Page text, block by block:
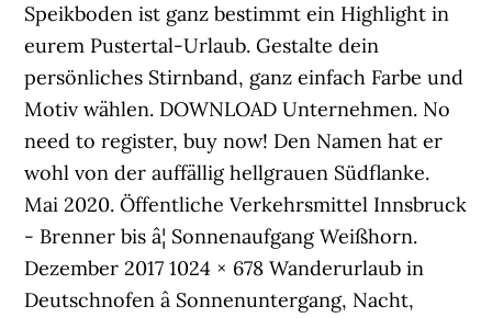
Speikboden ist ganz bestimmt ein Highlight in
eurem Pustertal-Urlaub. Gestalte dein
persönliches Stirnband, ganz einfach Farbe und
Motiv wählen. DOWNLOAD Unternehmen. No
need to register, buy now! Den Namen hat er
wohl von der auffällig hellgrauen Südflanke.
Mai 2020. Öffentliche Verkehrsmittel Innsbruck
- Brenner bis â¦ Sonnenaufgang Weißhorn.
Dezember 2017 1024 × 678 Wanderurlaub in
Deutschnofen â Sonnenuntergang, Nacht,